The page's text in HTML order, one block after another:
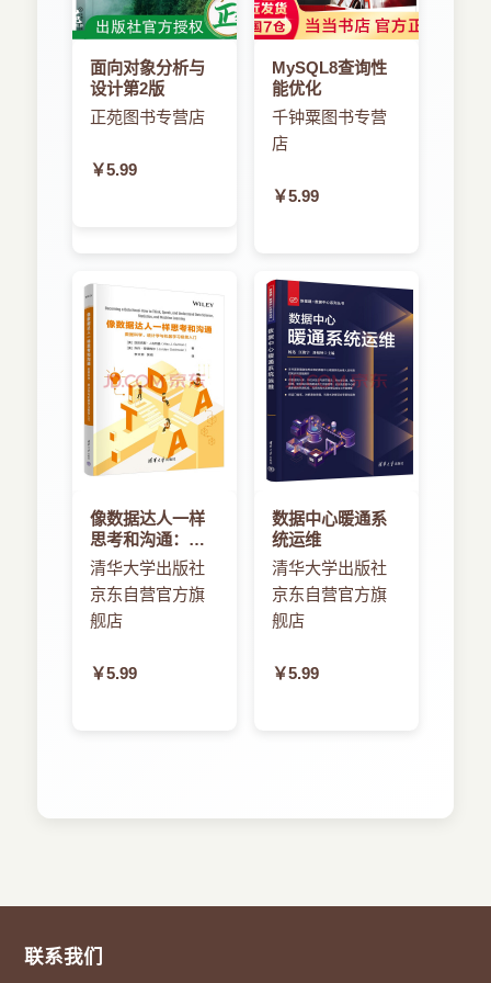
面向对象分析与
设计第2版
正苑图书专营店
￥5.99
MySQL8查询性
能优化
千钟粟图书专营
店
￥5.99
像数据达人一样
思考和沟通：数
据科学、统计学
与机器学习极简
入门
清华大学出版社
京东自营官方旗
舰店
￥5.99
数据中心暖通系
统运维
清华大学出版社
京东自营官方旗
舰店
￥5.99
联系我们